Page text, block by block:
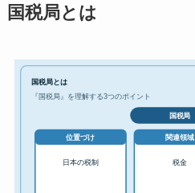
国税局とは
国税局とは
『国税局』を理解する3つのポイント
国税局
位置づけ
日本の税制
関連領域
税金